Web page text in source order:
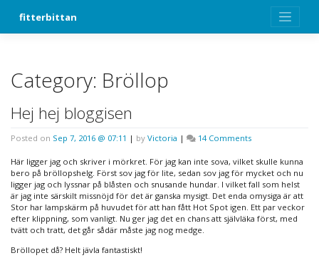
fitterbittan
Category: Bröllop
Hej hej bloggisen
Posted on Sep 7, 2016 @ 07:11 | by Victoria | 14 Commentson
hej
bloggisen
Här ligger jag och skriver i mörkret. För jag kan inte sova, vilket skulle kunna
bero på bröllopshelg. Först sov jag för lite, sedan sov jag för mycket och nu
ligger jag och lyssnar på blåsten och snusande hundar. I vilket fall som helst
är jag inte särskilt missnöjd för det är ganska mysigt. Det enda omysiga är att
Stor har lampskärm på huvudet för att han fått Hot Spot igen. Ett par veckor
efter klippning, som vanligt. Nu ger jag det en chans att självläka först, med
tvätt och tratt, det går sådär måste jag nog medge.
Bröllopet då? Helt jävla fantastiskt!